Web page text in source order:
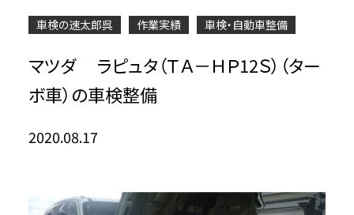
車検の速太郎呉 作業実績 車検・自動車整備
マツダ ラピュタ（ＴＡ－ＨＰ12Ｓ）（ター
ボ車）の車検整備
2020.08.17